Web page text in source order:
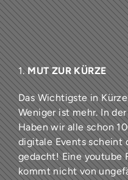
1. MUT ZUR KÜRZE
Das Wichtigste in
Weniger ist mehr. In
Haben wir alle schon
digitale Events scheint
gedacht! Eine youtube
kommt nicht von